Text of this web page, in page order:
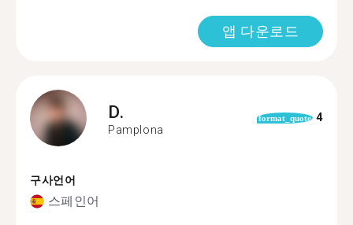
앱 다운로드
D.
Pamplona
format_quote 4
구사언어
스페인어